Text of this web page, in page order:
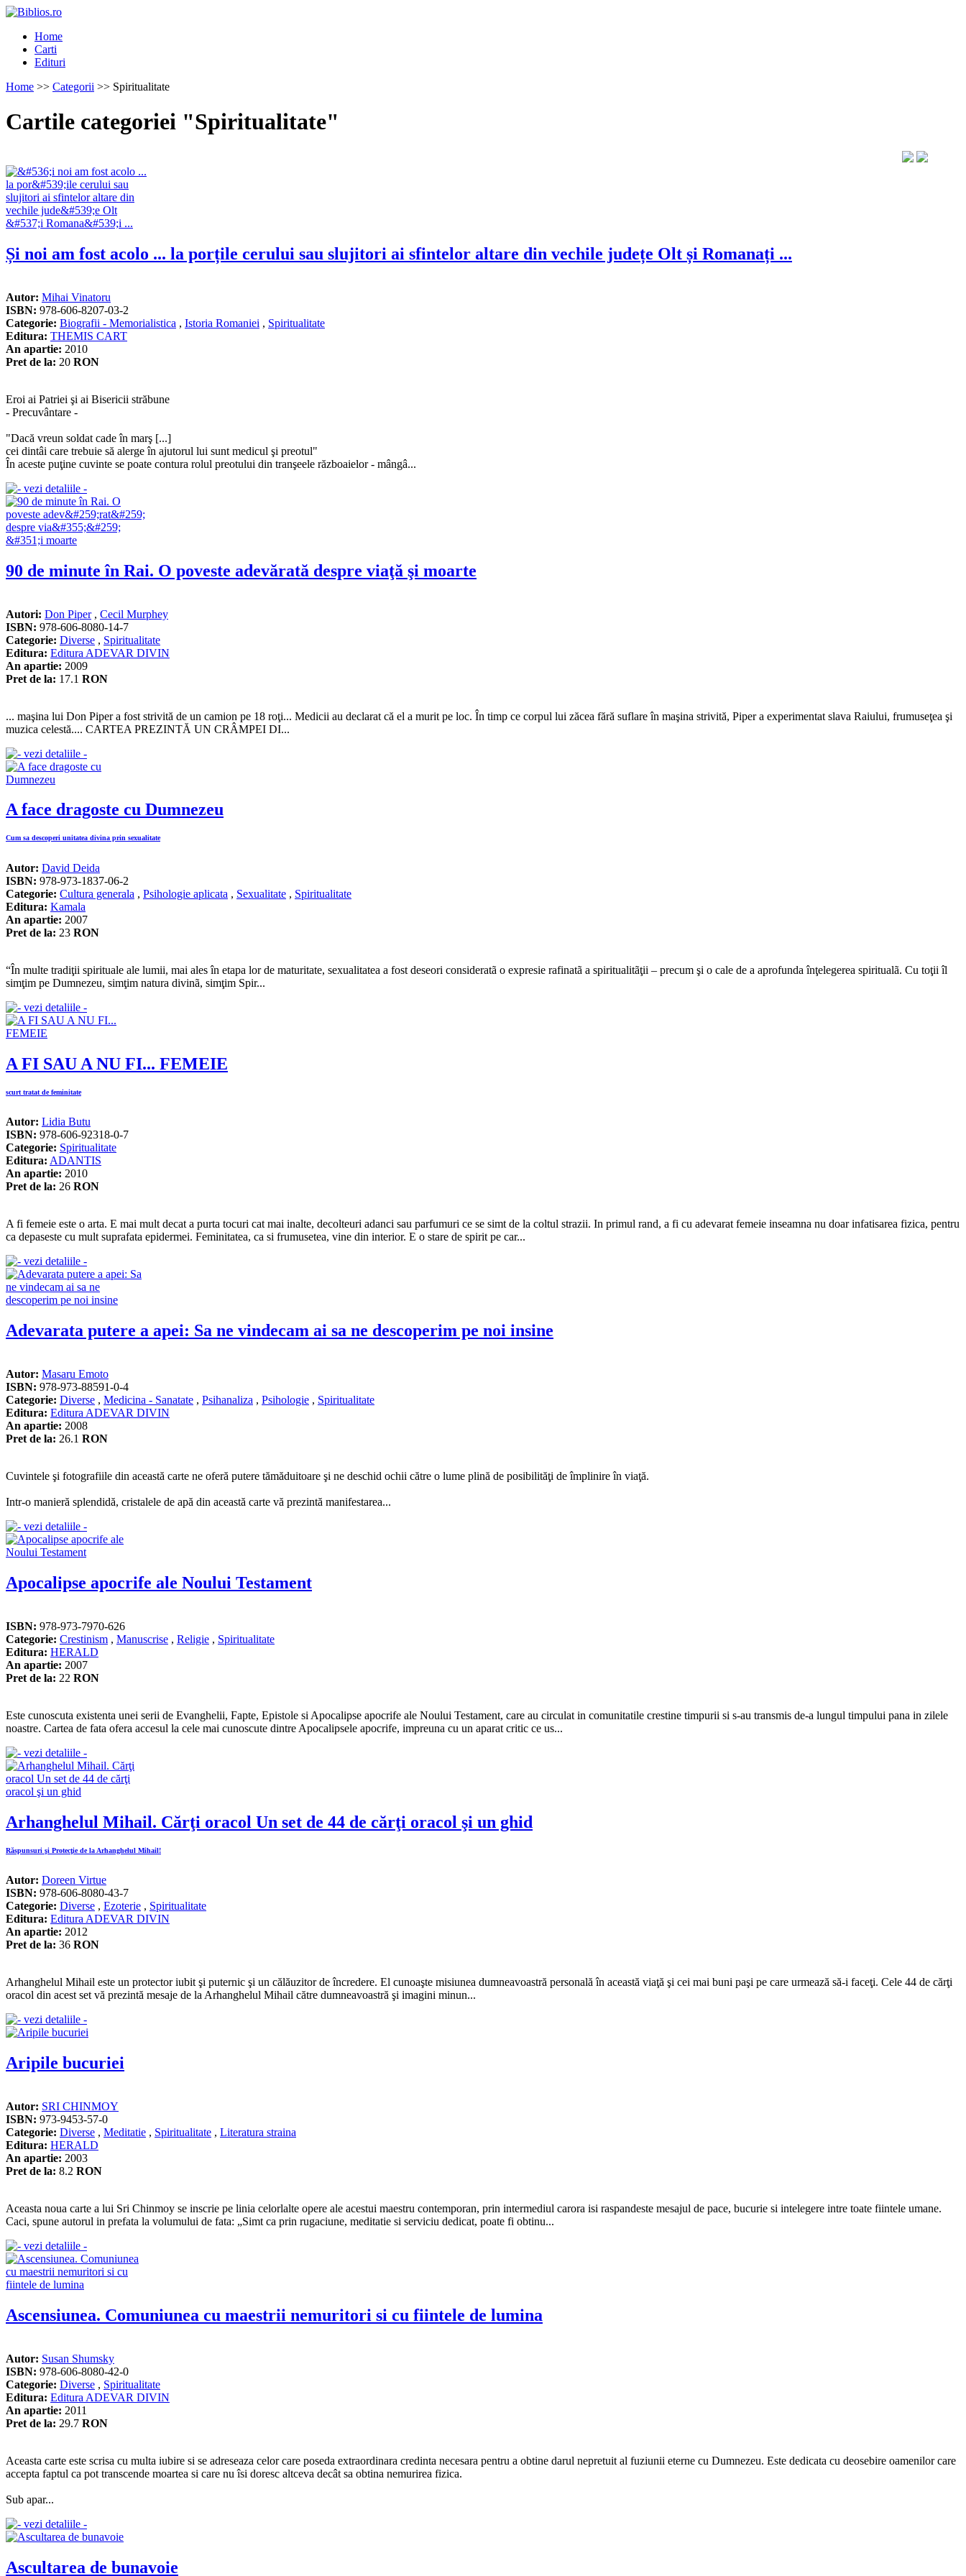
Home
Carti
Edituri
Home >> Categorii >> Spiritualitate
Cartile categoriei "Spiritualitate"
Și noi am fost acolo ... la porțile cerului sau slujitori ai sfintelor altare din vechile județe Olt și Romanați ...
Autor: Mihai Vinatoru
ISBN: 978-606-8207-03-2
Categorie: Biografii - Memorialistica , Istoria Romaniei , Spiritualitate
Editura: THEMIS CART
An apartie: 2010
Pret de la: 20 RON
Eroi ai Patriei şi ai Bisericii străbune
- Precuvântare -
"Dacă vreun soldat cade în marş [...]
cei dintâi care trebuie să alerge în ajutorul lui sunt medicul şi preotul"
În aceste puţine cuvinte se poate contura rolul preotului din tranşeele războaielor - mângâ...
90 de minute în Rai. O poveste adevărată despre viaţă şi moarte
Autori: Don Piper, Cecil Murphey
ISBN: 978-606-8080-14-7
Categorie: Diverse , Spiritualitate
Editura: Editura ADEVAR DIVIN
An apartie: 2009
Pret de la: 17.1 RON
... maşina lui Don Piper a fost strivită de un camion pe 18 roţi... Medicii au declarat că el a murit pe loc. În timp ce corpul lui zăcea fără suflare în maşina strivită, Piper a experimentat slava Raiului, frumuseţea şi
muzica celestă.... CARTEA PREZINTĂ UN CRÂMPEI DI...
A face dragoste cu Dumnezeu
Cum sa descoperi unitatea divina prin sexualitate
Autor: David Deida
ISBN: 978-973-1837-06-2
Categorie: Cultura generala , Psihologie aplicata , Sexualitate , Spiritualitate
Editura: Kamala
An apartie: 2007
Pret de la: 23 RON
“În multe tradiţii spirituale ale lumii, mai ales în etapa lor de maturitate, sexualitatea a fost deseori consideratã o expresie rafinatã a spiritualitãţii – precum şi o cale de a aprofunda înţelegerea spiritualã. Cu toţii îl
simţim pe Dumnezeu, simţim natura divinã, simţim Spir...
A FI SAU A NU FI... FEMEIE
scurt tratat de feminitate
Autor: Lidia Butu
ISBN: 978-606-92318-0-7
Categorie: Spiritualitate
Editura: ADANTIS
An apartie: 2010
Pret de la: 26 RON
A fi femeie este o arta. E mai mult decat a purta tocuri cat mai inalte, decolteuri adanci sau parfumuri ce se simt de la coltul strazii. In primul rand, a fi cu adevarat femeie inseamna nu doar infatisarea fizica, pentru
ca depaseste cu mult suprafata epidermei. Feminitatea, ca si frumusetea, vine din interior. E o stare de spirit pe car...
Adevarata putere a apei: Sa ne vindecam ai sa ne descoperim pe noi insine
Autor: Masaru Emoto
ISBN: 978-973-88591-0-4
Categorie: Diverse , Medicina - Sanatate , Psihanaliza , Psihologie , Spiritualitate
Editura: Editura ADEVAR DIVIN
An apartie: 2008
Pret de la: 26.1 RON
Cuvintele şi fotografiile din această carte ne oferă putere tămăduitoare şi ne deschid ochii către o lume plină de posibilităţi de împlinire în viaţă.
Intr-o manieră splendidă, cristalele de apă din această carte vă prezintă manifestarea...
Apocalipse apocrife ale Noului Testament
ISBN: 978-973-7970-626
Categorie: Crestinism , Manuscrise , Religie , Spiritualitate
Editura: HERALD
An apartie: 2007
Pret de la: 22 RON
Este cunoscuta existenta unei serii de Evanghelii, Fapte, Epistole si Apocalipse apocrife ale Noului Testament, care au circulat in comunitatile crestine timpurii si s-au transmis de-a lungul timpului pana in zilele
noastre. Cartea de fata ofera accesul la cele mai cunoscute dintre Apocalipsele apocrife, impreuna cu un aparat critic ce us...
Arhanghelul Mihail. Cărţi oracol Un set de 44 de cărţi oracol şi un ghid
Răspunsuri şi Protecţie de la Arhanghelul Mihail!
Autor: Doreen Virtue
ISBN: 978-606-8080-43-7
Categorie: Diverse , Ezoterie , Spiritualitate
Editura: Editura ADEVAR DIVIN
An apartie: 2012
Pret de la: 36 RON
Arhanghelul Mihail este un protector iubit şi puternic şi un călăuzitor de încredere. El cunoaşte misiunea dumneavoastră personală în această viaţă şi cei mai buni paşi pe care urmează să-i faceţi. Cele 44 de cărţi
oracol din acest set vă prezintă mesaje de la Arhanghelul Mihail către dumneavoastră şi imagini minun...
Aripile bucuriei
Autor: SRI CHINMOY
ISBN: 973-9453-57-0
Categorie: Diverse , Meditatie , Spiritualitate , Literatura straina
Editura: HERALD
An apartie: 2003
Pret de la: 8.2 RON
Aceasta noua carte a lui Sri Chinmoy se inscrie pe linia celorlalte opere ale acestui maestru contemporan, prin intermediul carora isi raspandeste mesajul de pace, bucurie si intelegere intre toate fiintele umane.
Caci, spune autorul in prefata la volumului de fata: „Simt ca prin rugaciune, meditatie si serviciu dedicat, poate fi obtinu...
Ascensiunea. Comuniunea cu maestrii nemuritori si cu fiintele de lumina
Autor: Susan Shumsky
ISBN: 978-606-8080-42-0
Categorie: Diverse , Spiritualitate
Editura: Editura ADEVAR DIVIN
An apartie: 2011
Pret de la: 29.7 RON
Aceasta carte este scrisa cu multa iubire si se adreseaza celor care poseda extraordinara credinta necesara pentru a obtine darul nepretuit al fuziunii eterne cu Dumnezeu. Este dedicata cu deosebire oamenilor care
accepta faptul ca pot transcende moartea si care nu îsi doresc altceva decât sa obtina nemurirea fizica.
Sub apar...
Ascultarea de bunavoie